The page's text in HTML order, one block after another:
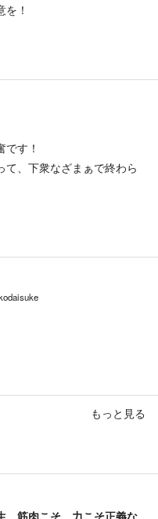
！
す！
、下衆なざまぁで終わら
もっと見る
。筋肉こそ、力こそ正義な